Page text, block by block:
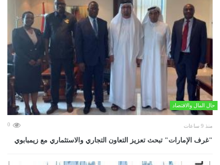
حال المال والاقتصاد
منذ 9 ساعات 0
"غرف الإمارات" تبحث تعزيز التعاون التجاري والاستثماري مع زيمبابوي